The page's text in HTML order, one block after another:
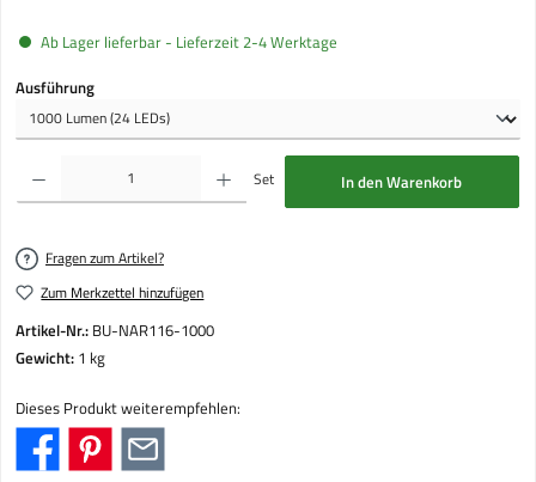
Ab Lager lieferbar - Lieferzeit 2-4 Werktage
Ausführungauswählen
Produkt Anzahl: Gib den gewünschten Wert ein oder benutze die Schaltflächen um die
Set In den Warenkorb
Fragen zum Artikel?
Zum Merkzettel hinzufügen
Artikel-Nr.: BU-NAR116-1000
Gewicht: 1 kg
Dieses Produkt weiterempfehlen: